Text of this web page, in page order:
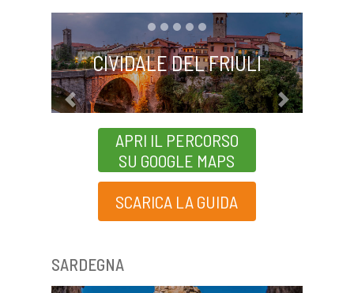
CIVIDALE DEL FRIULI
APRI IL PERCORSO
SU GOOGLE MAPS
SCARICA LA GUIDA
Previous Next
SARDEGNA